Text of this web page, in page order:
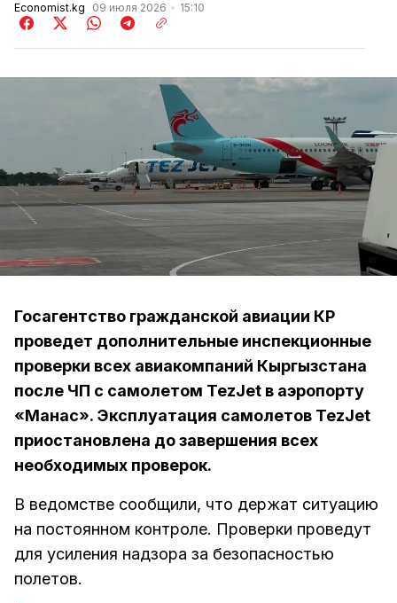
Economist.kg 09 июля 2026 15:10
Госагентство гражданской авиации КР
проведет дополнительные инспекционные
проверки всех авиакомпаний Кыргызстана
после ЧП с самолетом TezJet в аэропорту
«Манас». Эксплуатация самолетов TezJet
приостановлена до завершения всех
необходимых проверок.
В ведомстве сообщили, что держат ситуацию
на постоянном контроле. Проверки проведут
для усиления надзора за безопасностью
полетов.